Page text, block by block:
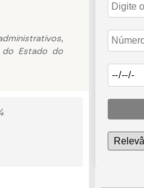
do Estado do